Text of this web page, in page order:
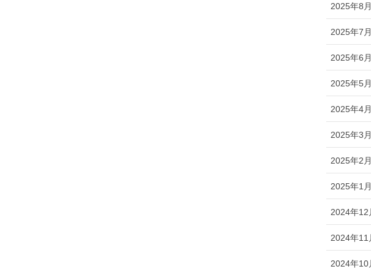
2025年8月
2025年7月
2025年6月
2025年5月
2025年4月
2025年3月
2025年2月
2025年1月
2024年12
2024年11
2024年10